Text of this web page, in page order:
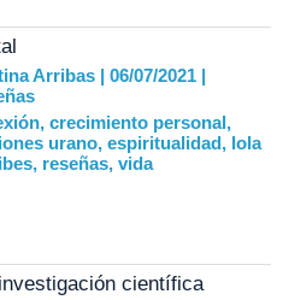
Arribas | 06/07/2021 |
,crecimiento personal,
urano,espiritualidad, lola
, reseñas,vida
científica